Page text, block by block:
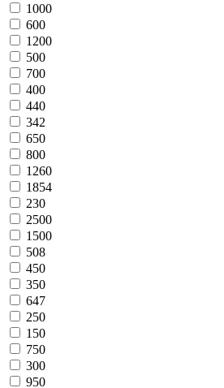
1000
600
1200
500
700
400
440
342
650
800
1260
1854
230
2500
1500
508
450
350
647
250
150
750
300
950